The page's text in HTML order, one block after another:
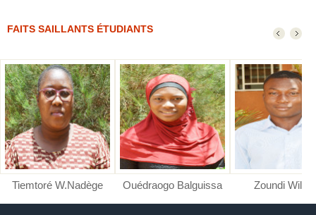
FAITS SAILLANTS ÉTUDIANTS
Tiemtoré W.Nadège Ouédraogo Balguissa Zoundi